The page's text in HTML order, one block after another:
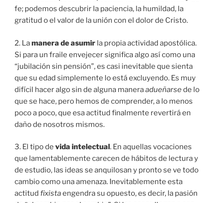
fe; podemos descubrir la paciencia, la humildad, la
gratitud o el valor de la unión con el dolor de Cristo.
2. Lamanera de asumir la propia actividad apostólica.
Si para un fraile envejecer significa algo así como una
“jubilación sin pensión”, es casi inevitable que sienta
que su edad simplemente lo está excluyendo. Es muy
difícil hacer algo sin de alguna maneraadueñarsede lo
que se hace, pero hemos de comprender, a lo menos
poco a poco, que esa actitud finalmente revertirá en
daño de nosotros mismos.
3. El tipo de vida intelectual. En aquellas vocaciones
que lamentablemente carecen de hábitos de lectura y
de estudio, las ideas se anquilosan y pronto se ve todo
cambio como una amenaza. Inevitablemente esta
actitud fixistaengendra su opuesto, es decir, la pasión